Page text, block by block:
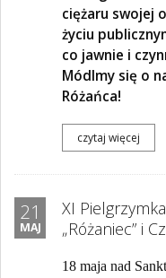
ciężaru swojej
życiu
co jawnie i
Módlmy się o
Różańca!
czytaj więcej
21
MAJ
XI
„Różaniec” i
18 maja nad